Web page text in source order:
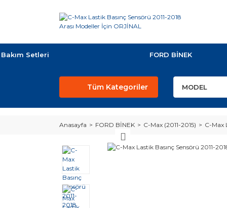
Bakım Setleri FORD BİNEK
Tüm Kategoriler
Anasayfa FORD BİNEK C-Max (2011-2015) C-Max